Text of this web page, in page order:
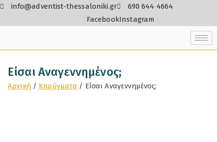
info@adventist-thessaloniki.gr
690 644 4664
FacebookInstagram
Είσαι Αναγεννημένος;
Αρχική Κηρύγματα Είσαι Αναγεννημένος;